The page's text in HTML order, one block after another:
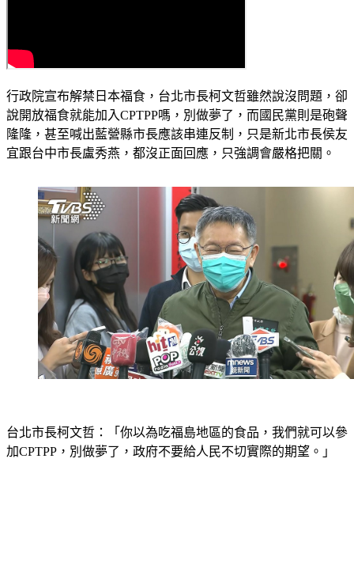
行政院宣布解禁日本福食，台北市長柯文哲雖然說沒問題，卻
說開放福食就能加入CPTPP嗎，別做夢了，而國民黨則是砲聲
隆隆，甚至喊出藍營縣市長應該串連反制，只是新北市長侯友
台北市長柯文哲：「你以為吃福島地區的食品，我們就可以參